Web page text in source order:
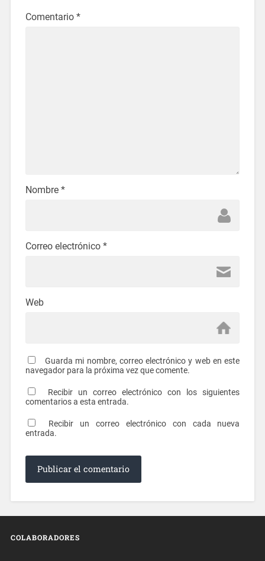
Comentario *
Nombre *
Correo electrónico *
Web
Guarda mi nombre, correo electrónico y web en este
navegador para la próxima vez que comente.
Recibir un correo electrónico con los siguientes
comentarios a esta entrada.
Recibir un correo electrónico con cada nueva
entrada.
COLABORADORES